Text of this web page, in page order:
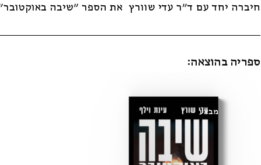
חיברה יחד עם ד"ר עדי שוורץ את הספר "שיבה
ספריה בהוצאה:
מבצע